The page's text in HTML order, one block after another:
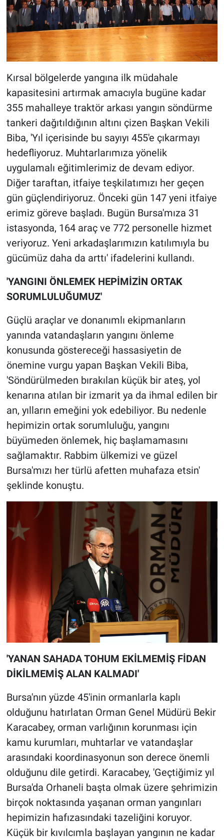
Kırsal bölgelerde yangına ilk müdahale
kapasitesini artırmak amacıyla bugüne kadar
355 mahalleye traktör arkası yangın söndürme
tankeri dağıtıldığının altını çizen Başkan Vekili
Biba, 'Yıl içerisinde bu sayıyı 455'e çıkarmayı
hedefliyoruz. Muhtarlarımıza yönelik
uygulamalı eğitimlerimiz de devam ediyor.
Diğer taraftan, itfaiye teşkilatımızı her geçen
gün güçlendiriyoruz. Önceki gün 147 yeni itfaiye
erimiz göreve başladı. Bugün Bursa'mıza 31
istasyonda, 164 araç ve 772 personelle hizmet
veriyoruz. Yeni arkadaşlarımızın katılımıyla bu
gücümüz daha da arttı' ifadelerini kullandı.
'YANGINI ÖNLEMEK HEPİMİZİN ORTAK
SORUMLULUĞUMUZ'
Güçlü araçlar ve donanımlı ekipmanların
yanında vatandaşların yangını önleme
konusunda göstereceği hassasiyetin de
önemine vurgu yapan Başkan Vekili Biba,
'Söndürülmeden bırakılan küçük bir ateş, yol
kenarına atılan bir izmarit ya da ihmal edilen bir
an, yılların emeğini yok edebiliyor. Bu nedenle
hepimizin ortak sorumluluğu, yangını
büyümeden önlemek, hiç başlamamasını
sağlamaktır. Rabbim ülkemizi ve güzel
Bursa'mızı her türlü afetten muhafaza etsin'
şeklinde konuştu.
'YANAN SAHADA TOHUM EKİLMEMİŞ FİDAN
DİKİLMEMİŞ ALAN KALMADI'
Bursa'nın yüzde 45'inin ormanlarla kaplı
olduğunu hatırlatan Orman Genel Müdürü Bekir
Karacabey, orman varlığının korunması için
kamu kurumları, muhtarlar ve vatandaşlar
arasındaki koordinasyonun son derece önemli
olduğunu dile getirdi. Karacabey, 'Geçtiğimiz yıl
Bursa'da Orhaneli başta olmak üzere şehrimizin
birçok noktasında yaşanan orman yangınları
hepimizin hafızasındaki tazeliğini koruyor.
Küçük bir kıvılcımla başlayan yangının ne kadar